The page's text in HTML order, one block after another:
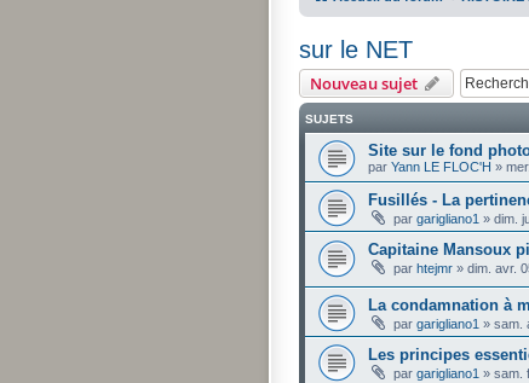
sur le NET
Nouveau sujet
SUJETS
Site sur le fond
par Yann LE FLOC'H »
Fusillés - La
par garigliano1 » dim.
Capitaine Mansoux
par htejmr » dim. avr.
La condamnation à
par garigliano1 » sam.
Les principes
par garigliano1 » sam.